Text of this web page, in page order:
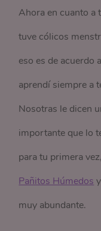
Ahora en cuanto a
tuve cólicos
eso es de acuerdo
aprendí siempre a
Nosotras le dicen
importante que lo
para tu primera
Pañitos Húmedos y
muy abundante.